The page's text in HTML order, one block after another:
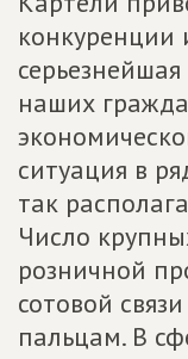
конкуренции
наших
ситуация в
так
Число
розничной
сотовой
пальцам. В